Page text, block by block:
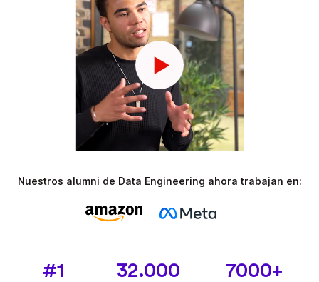
Nuestros alumni de Data Engineering ahora trabajan en:
#1 32.000 7000+